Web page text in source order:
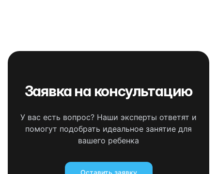
Заявка на консультацию
У вас есть вопрос? Наши эксперты ответят и
помогут подобрать идеальное занятие для
вашего ребенка
Оставить заявку